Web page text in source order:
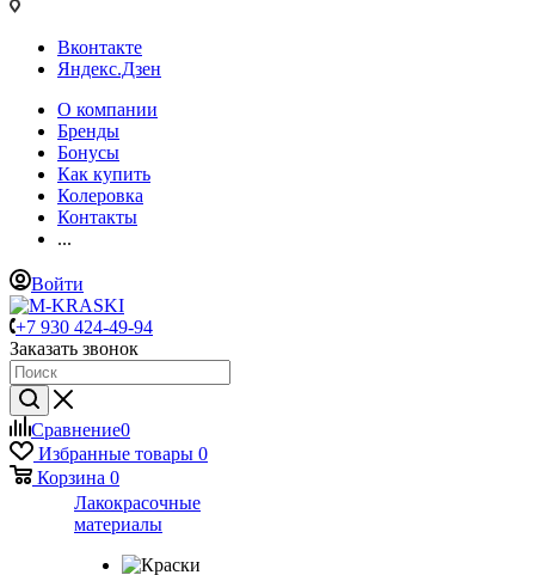
Вконтакте
Яндекс.Дзен
О компании
Бренды
Бонусы
Как купить
Колеровка
Контакты
...
Войти
+7 930 424-49-94
Заказать звонок
Сравнение0
Избранные товары 0
Корзина 0
Лакокрасочные
материалы